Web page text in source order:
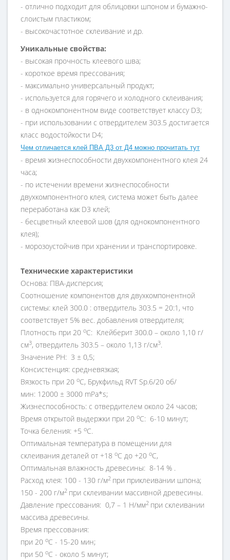
- отлично подходит для облицовки шпоном и бумажно-
слоистым пластиком;
- высокочастотное склеивание и др.
Уникальные свойства:
- высокая прочность клеевого шва;
- короткое время прессования;
- максимально универсальный продукт;
- используется для горячего и холодного склеивания;
- в однокомпонентном виде соответствует классу D3;
- при использовании с отвердителем 303.5 достигается
класс водостойкости D4;
Чем отличается клей ПВА Д3 от Д4 можно прочитать тут
- время жизнеспособности двухкомпонентного клея 24
часа;
- по истечении времени жизнеспособности
двухкомпонентного клея, система может быть далее
переработана как D3 клей;
- бесцветный клеевой шов (для однокомпонентного
клея);
- морозоустойчив при хранении и транспортировке.
Технические характеристики
Основа: ПВА-дисперсия;
Соотношение компонентов для двухкомпонентной
системы: клей 300.0 : отвердитель 303.5 = 20:1, что
соответствует 5% вес. добавления отвердителя;
Плотность при 20 оС: Клейберит 300.0 – около 1,10 г/
см3, отвердитель 303.5 – около 1,13 г/см3.
Значение PH: 3 ± 0,5;
Консистенция: средневязкая;
Вязкость при 20 оС, Брукфильд RVT Sp.6/20 об/
мин: 12000 ± 3000 mPa*s;
Жизнеспособность: с отвердителем около 24 часов;
Время открытой выдержки при 20 оС: 6-10 минут;
Точка беления: +5 оС.
Оптимальная температура в помещении для
склеивания деталей от +18 оС до +20 оС,
Оптимальная влажность древесины: 8-14 % .
Расход клея: 100 - 130 г/м2 при приклеивании шпона;
150 - 200 г/м2 при склеивании массивной древесины.
Давление прессования: 0,7 – 1 Н/мм2 при склеивании
массива древесины.
Время прессования:
при 20 оС - 15-20 мин;
при 50 оС - около 5 минут;